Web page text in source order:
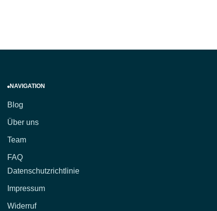
NAVIGATION
Blog
Über uns
Team
FAQ
Datenschutzrichtlinie
Impressum
Widerruf